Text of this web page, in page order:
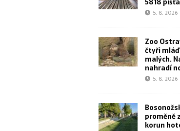
5. 8. 2026
Zoo
čtyři
malých.
nahradí
5. 8. 2026
proměně
korun